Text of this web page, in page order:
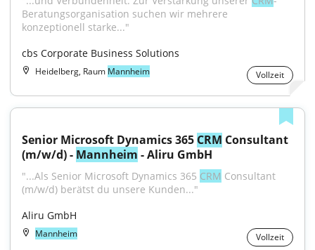
Beratungsorganisation suchen wir mehrere
konzeptionell starke..."
cbs Corporate Business Solutions
Heidelberg, Raum Mannheim Vollzeit
Senior Microsoft Dynamics 365 CRM Consultant
(m/w/d) - Mannheim - Aliru GmbH
"...Als Senior Microsoft Dynamics 365 CRM Consultant
(m/w/d) berätst du unsere Kunden..."
Aliru GmbH
Mannheim Vollzeit